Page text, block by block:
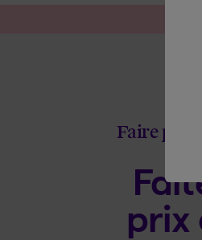
Faire
prix